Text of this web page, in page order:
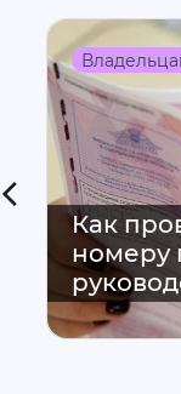
Как
номеру